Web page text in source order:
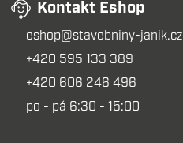
Kontakt Eshop
eshop@stavebniny-janik.cz
+420 595 133 389
+420 606 246 496
po - pá 6:30 - 15:00